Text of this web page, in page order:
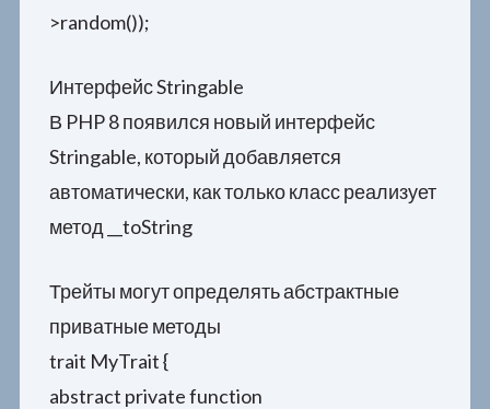
>random());
Интерфейс Stringable
В PHP 8 появился новый интерфейс
Stringable, который добавляется
автоматически, как только класс реализует
метод __toString
Трейты могут определять абстрактные
приватные методы
trait MyTrait {
abstract private function